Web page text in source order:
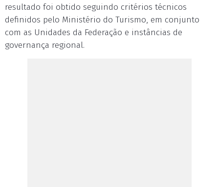
resultado foi obtido seguindo critérios técnicos
definidos pelo Ministério do Turismo, em conjunto
com as Unidades da Federação e instâncias de
governança regional.